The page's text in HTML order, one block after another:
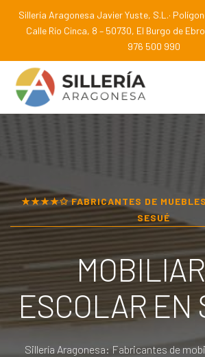
Sillería Aragonesa Javier Yuste, S.L.·
Calle Río Cinca, 8 – 50730, El Burgo de
976 500 990
★★★★✩ FABRICANTES DE MUEBLES
SESUÉ
ESCOLAR EN
Sillería Aragonesa: Fabricantes de